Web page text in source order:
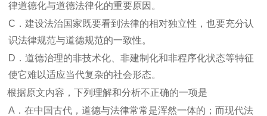
律道德化与道德法律化的重要原因。
C．建设法治国家既要看到法律的相对独立性，也要充分认
识法律规范与道德规范的一致性。
D．道德治理的非技术化、非建制化和非程序化状态等特征
使它难以适应当代复杂的社会形态。
根据原文内容，下列理解和分析不正确的一项是
A．在中国古代，道德与法律常常是浑然一体的；而现代法